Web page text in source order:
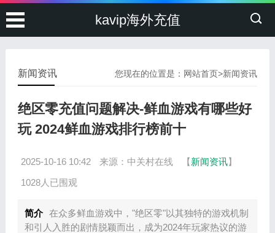
kavip海外充值
您现在的位置是： 网站首页>新闻资讯
新闻资讯
绝区零充值问题解决-鲜血游戏有哪些好
玩 2024鲜血游戏排行榜前十
2025-10-16 10:42 来源：中关村在线 【新闻资讯】
1028人已围观
简介 在众多鲜血游戏中，"绝区零"以其独特的游戏机制
和引人入胜的剧情脱颖而出，成为2024年玩家热议的游